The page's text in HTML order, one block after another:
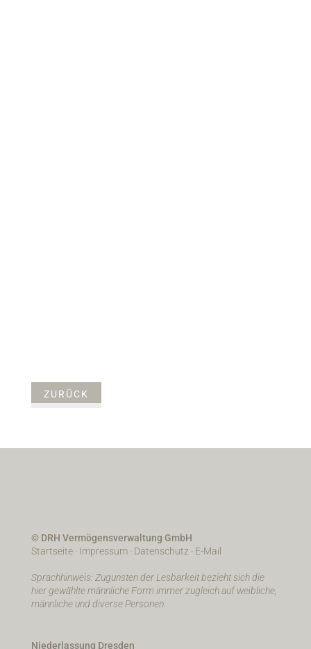
ZURÜCK
© DRH Vermögensverwaltung GmbH
Startseite· Impressum· Datenschutz · E-Mail
Sprachhinweis: Zugunsten der Lesbarkeit bezieht sich die
hier gewählte männliche Form immer zugleich auf weibliche,
männliche und diverse Personen.
Niederlassung Dresden